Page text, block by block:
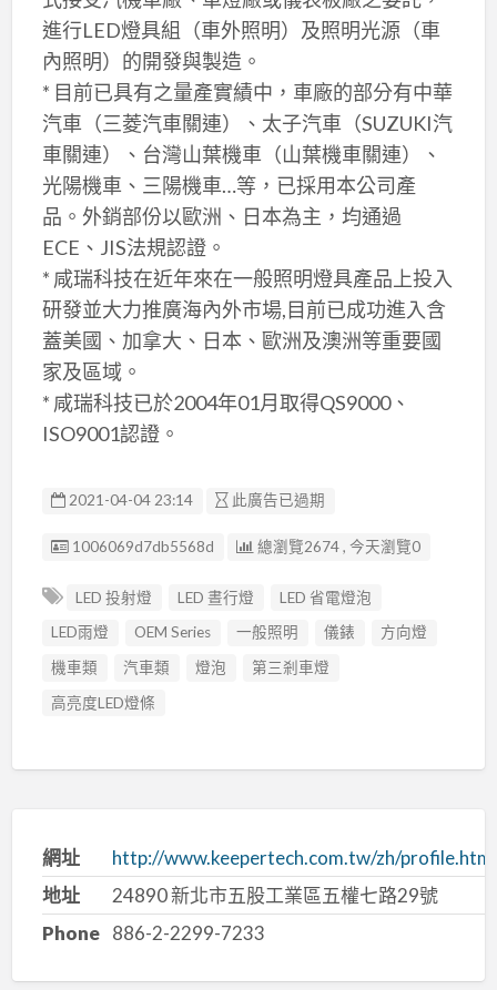
進行LED燈具組（車外照明）及照明光源（車
內照明）的開發與製造。
* 目前已具有之量產實績中，車廠的部分有中華
汽車（三菱汽車關連）、太子汽車（SUZUKI汽
車關連）、台灣山葉機車（山葉機車關連）、
光陽機車、三陽機車…等，已採用本公司產
品。外銷部份以歐洲、日本為主，均通過
ECE、JIS法規認證。
* 咸瑞科技在近年來在一般照明燈具產品上投入
研發並大力推廣海內外市場,目前已成功進入含
蓋美國、加拿大、日本、歐洲及澳洲等重要國
家及區域。
* 咸瑞科技已於2004年01月取得QS9000、
ISO9001認證。
2021-04-04 23:14 此廣告已過期
廣告编號
1006069d7db5568d 總瀏覽2674 , 今天瀏覽0
LED 投射燈 LED 晝行燈
LED 省電燈泡
LED雨燈
OEM Series 一般照明 儀錶
方向燈
機車類
汽車類 燈泡
第三剎車燈
高亮度LED燈條
網址
http://www.keepertech.com.tw/zh/profile.html
地址
24890 新北市五股工業區五權七路29號
Phone 886-2-2299-7233